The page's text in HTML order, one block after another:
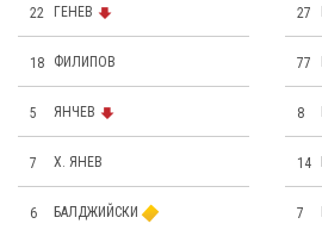
22 ГЕНЕВ
18 ФИЛИПОВ
5 ЯНЧЕВ
7 Х. ЯНЕВ
6 БАЛДЖИЙСКИ
27
77
8
14
7